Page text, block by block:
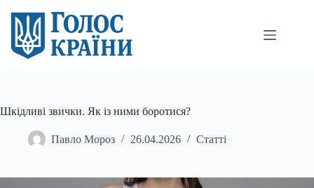
вмісту
Шкідливі звички. Як із ними боротися?
Павло Мороз 26.04.2026 Статті